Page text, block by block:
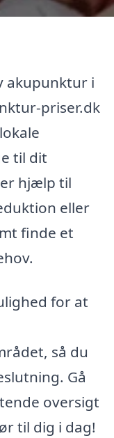
akupunktur i
priser.dk
til dit
hjælp til
eller
finde et
for at
så du
Gå
oversigt
til dig i dag!